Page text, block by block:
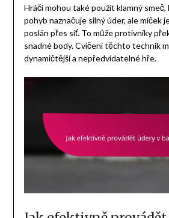
Hráči mohou také použít klamný
pohyb naznačuje silný úder, ale míček
poslán přes síť. To může protivníky
snadné body. Cvičení těchto technik
dynamičtější a nepředvídatelné hře.